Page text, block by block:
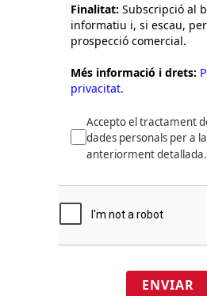
Finalitat: Subscripció al
informatiu i, si escau,
prospecció comercial.
Més informació i drets:
privacitat.
Accepto el tractament
dades personals per a
anteriorment detallada.
ENVIAR